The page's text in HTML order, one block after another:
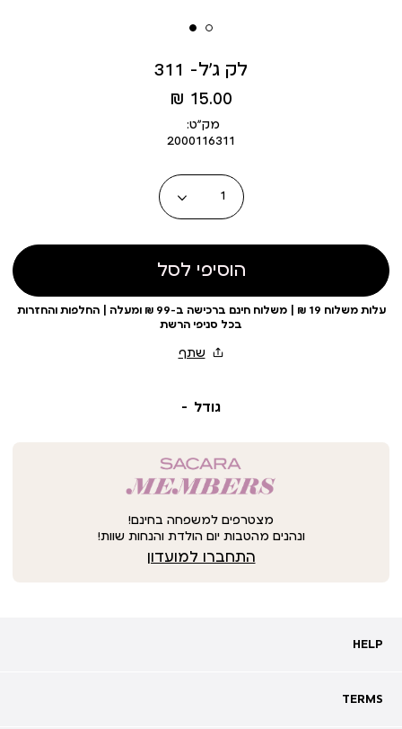
לק ג’ל- 311
מחיר
מוצר
15.00 ₪
מק״ט:
2000116311
כמות
הוסיפי לסל
עלות משלוח 19 ₪ | משלוח חינם ברכישה ב-99 ₪ ומעלה | החלפות והחזרות
בכל סניפי הרשת
גודל
מצטרפים למשפחה בחינם!
ונהנים מהטבות יום הולדת והנחות שוות!
התחברו למועדון
HELP
HELP
שאלות ותשובות
TERMS
TERMS